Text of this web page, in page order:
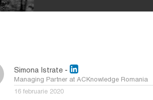
Simona Istrate -
Managing Partner at ACKnowledge Romania
16 februarie 2020